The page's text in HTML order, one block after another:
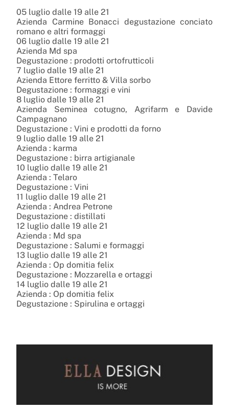
05 luglio dalle 19 alle 21
Azienda Carmine Bonacci degustazione conciato
romano e altri formaggi
06 luglio dalle 19 alle 21
Azienda Md spa
Degustazione : prodotti ortofrutticoli
7 luglio dalle 19 alle 21
Azienda Ettore ferritto & Villa sorbo
Degustazione : formaggi e vini
8 luglio dalle 19 alle 21
Azienda Seminea cotugno, Agrifarm e Davide
Campagnano
Degustazione : Vini e prodotti da forno
9 luglio dalle 19 alle 21
Azienda : karma
Degustazione : birra artigianale
10 luglio dalle 19 alle 21
Azienda : Telaro
Degustazione : Vini
11 luglio dalle 19 alle 21
Azienda : Andrea Petrone
Degustazione : distillati
12 luglio dalle 19 alle 21
Azienda : Md spa
Degustazione : Salumi e formaggi
13 luglio dalle 19 alle 21
Azienda : Op domitia felix
Degustazione : Mozzarella e ortaggi
14 luglio dalle 19 alle 21
Azienda : Op domitia felix
Degustazione : Spirulina e ortaggi